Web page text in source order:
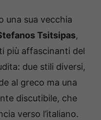
una sua vecchia
Tsitsipas,
più affascinanti del
due stili diversi,
al greco ma una
discutibile, che
verso l’italiano.